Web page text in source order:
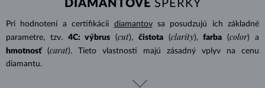
DIAMANTOVÉ ŠPERKY
Pri hodnotení a certifikácii diamantovsa posudzujú ich základné
parametre, tzv.
4C: výbrus (cut), čistota (clarity), farba (color) a
hmotnosť
(carat). Tieto vlastnosti majú zásadný vplyv na cenu
diamantu.